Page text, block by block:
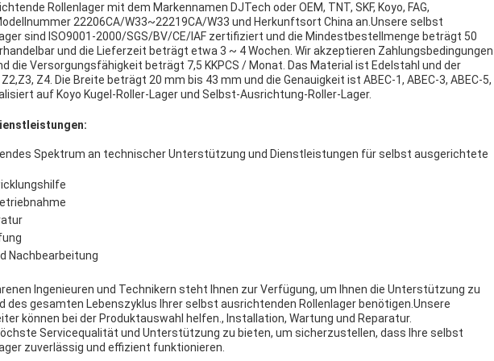
Rollenlager mit dem Markennamen DJTech oder OEM, TNT, SKF, Koyo, FAG,
Modellnummer 22206CA/W33~22219CA/W33 und Herkunftsort China an.Unsere selbst
sind ISO9001-2000/SGS/BV/CE/IAF zertifiziert und die Mindestbestellmenge beträgt 50
und die Lieferzeit beträgt etwa 3 ~ 4 Wochen. Wir akzeptieren Zahlungsbedingungen
die Versorgungsfähigkeit beträgt 7,5 KKPCS / Monat. Das Material ist Edelstahl und der
Z4. Die Breite beträgt 20 mm bis 43 mm und die Genauigkeit ist ABEC-1, ABEC-3, ABEC-5,
auf Koyo Kugel-Roller-Lager und Selbst-Ausrichtung-Roller-Lager.
Spektrum an technischer Unterstützung und Dienstleistungen für selbst ausgerichtete
Nachbearbeitung
Ingenieuren und Technikern steht Ihnen zur Verfügung, um Ihnen die Unterstützung zu
des gesamten Lebenszyklus Ihrer selbst ausrichtenden Rollenlager benötigen.Unsere
können bei der Produktauswahl helfen., Installation, Wartung und Reparatur.
Servicequalität und Unterstützung zu bieten, um sicherzustellen, dass Ihre selbst
zuverlässig und effizient funktionieren.